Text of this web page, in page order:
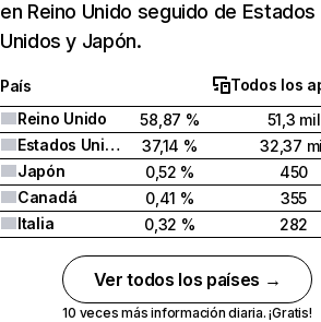
en Reino Unido seguido de Estados
Unidos y Japón.
País
Todos los
Reino Unido
58,87 %
51,3 mil
Estados Unidos
37,14 %
32,37
Japón
0,52 %
450
Canadá
0,41 %
355
Italia
0,32 % 282
Ver todos los países →
10 veces más información diaria. ¡Gratis!